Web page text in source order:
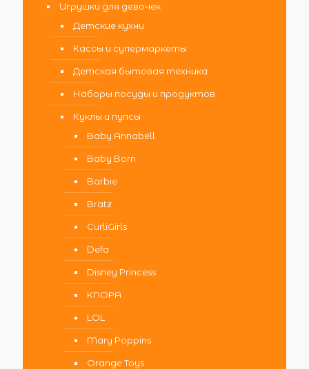
Игрушки для девочек
Детские кухни
Кассы и супермаркеты
Детская бытовая техника
Наборы посуды и продуктов
Куклы и пупсы
Baby Annabell
Baby Born
Barbie
Bratz
CurliGirls
Defa
Disney Princess
KNOPA
LOL
Mary Poppins
Orange Toys